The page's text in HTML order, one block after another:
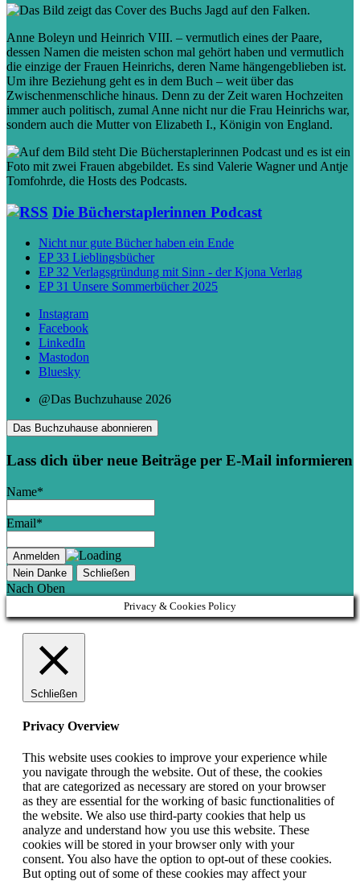
Anne Boleyn und Heinrich VIII. – vermutlich eines der Paare,
dessen Namen die meisten schon mal gehört haben und vermutlich
die einzige der Frauen Heinrichs, deren Name hängengeblieben ist.
Um ihre Beziehung geht es in dem Buch – weit über das
Zwischenmenschliche hinaus. Denn zu der Zeit waren Hochzeiten
immer auch politisch, zumal Anne nicht nur die Frau Heinrichs war,
sondern auch die Mutter von Elizabeth I., Königin von England.
Die Bücherstaplerinnen Podcast
Nicht nur gute Bücher haben ein Ende
EP 33 Lieblingsbücher
EP 32 Verlagsgründung mit Sinn - der Kjona Verlag
EP 31 Unsere Sommerbücher 2025
Instagram
Facebook
LinkedIn
Mastodon
Bluesky
@Das Buchzuhause 2026
Das Buchzuhause abonnieren
Lass dich über neue Beiträge per E-Mail informieren
Name*
Email*
Nein Danke Schließen
Nach Oben
Privacy & Cookies Policy
Schließen
Privacy Overview
This website uses cookies to improve your experience while
you navigate through the website. Out of these, the cookies
that are categorized as necessary are stored on your browser
as they are essential for the working of basic functionalities of
the website. We also use third-party cookies that help us
analyze and understand how you use this website. These
cookies will be stored in your browser only with your
consent. You also have the option to opt-out of these cookies.
But opting out of some of these cookies may affect your